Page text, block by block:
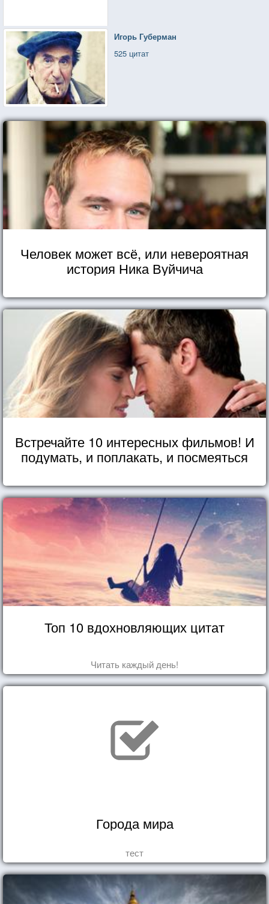
Игорь Губерман
525 цитат
Человек может всё, или невероятная
история Ника Вуйчича
Встречайте 10 интересных фильмов! И
подумать, и поплакать, и посмеяться
Топ 10 вдохновляющих цитат
Читать каждый день!
Города мира
тест